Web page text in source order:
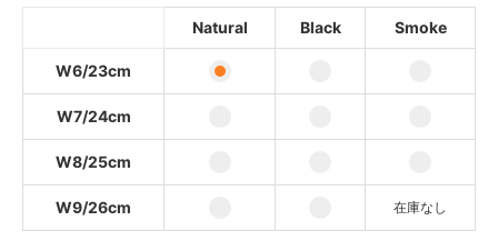
Natural
Black
Natural
Black Smoke
W6/23cm
W7/24cm
W8/25cm
W9/26cm 在庫なし